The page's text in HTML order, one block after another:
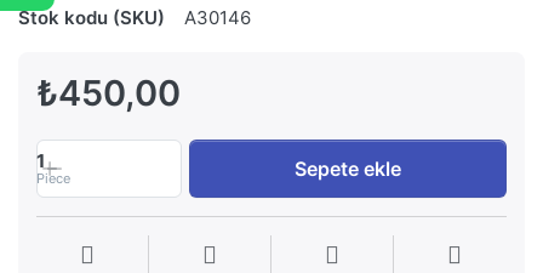
Stok kodu (SKU) A30146
₺450,00
1
Piece Sepete ekle